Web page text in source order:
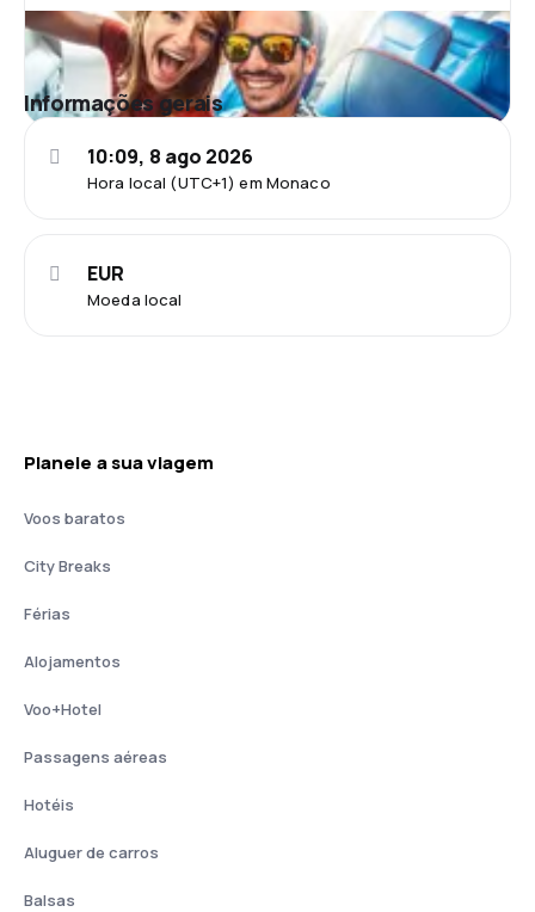
Informações gerais
Hora local (UTC+1) em Monaco
10:09, 8 ago 2026
Moeda local
EUR
Planeie a sua viagem
Voos baratos
City Breaks
Férias
Alojamentos
Voo+Hotel
Passagens aéreas
Hotéis
Aluguer de carros
Balsas